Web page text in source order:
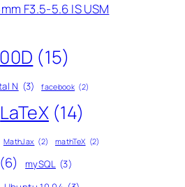
F3.5-5.6 IS USM
(15)
N (3) facebook (2)
LaTeX (14)
MathJax (2) mathTeX (2)
(6) mySQL (3)